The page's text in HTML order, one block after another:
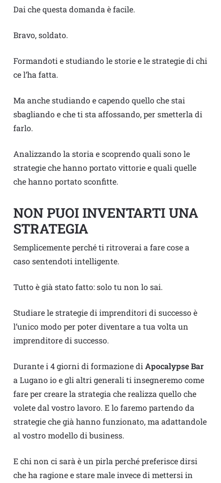
Dai che questa domanda è facile.
Bravo, soldato.
Formandoti e studiando le storie e le strategie di chi
ce l’ha fatta.
Ma anche studiando e capendo quello che stai
sbagliando e che ti sta affossando, per smetterla di
farlo.
Analizzando la storia e scoprendo quali sono le
strategie che hanno portato vittorie e quali quelle
che hanno portato sconfitte.
NON PUOI INVENTARTI UNA
STRATEGIA
Semplicemente perché ti ritroverai a fare cose a
caso sentendoti intelligente.
Tutto è già stato fatto: solo tu non lo sai.
Studiare le strategie di imprenditori di successo è
l’unico modo per poter diventare a tua volta un
imprenditore di successo.
Durante i 4 giorni di formazione diApocalypse Bar
a Lugano io e gli altri generali ti insegneremo come
fare per creare la strategia che realizza quello che
volete dal vostro lavoro. E lo faremo partendo da
strategie che già hanno funzionato, ma adattandole
al vostro modello di business.
E chi non ci sarà è un pirla perché preferisce dirsi
che ha ragione e stare male invece di mettersi in